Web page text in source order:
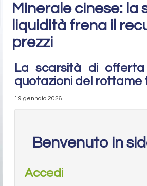
Minerale cinese: la
liquidità frena il
prezzi
La scarsità di
quotazioni del rottame
19 gennaio 2026
Benvenuto in
Accedi